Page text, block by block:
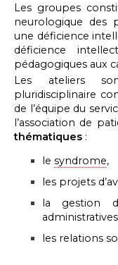
Les groupes
neurologique des
une déficience
déficience
pédagogiques aux
Les ateliers
pluridisciplinaire
de l’équipe du
l’association de
thématiques :
le syndrome,
les projets
la gestion
les relations